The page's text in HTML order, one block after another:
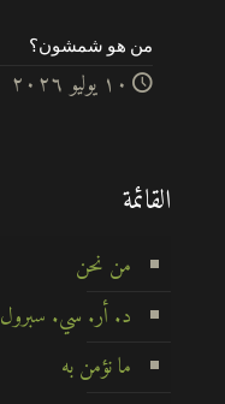
من هو شمشون؟
۱۰ يوليو ۲۰۲٦
القائمة
من نحن
د. أر. سي. سبرول
ما نؤمن به